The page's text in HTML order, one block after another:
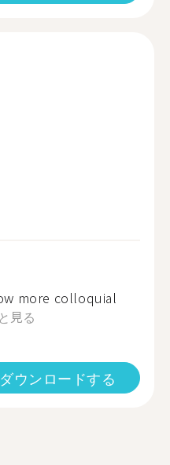
more colloquial
見る
ウンロードする